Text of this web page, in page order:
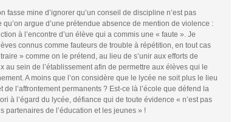
fasse mine d’ignorer qu’un conseil de discipline n’est pas
qu’on argue d’une prétendue absence de mention de violence :
à l’encontre d’un élève qui a commis une « faute ». Je
connus comme fauteurs de trouble à répétition, en tout cas
» comme on le prétend, au lieu de s’unir aux efforts de
au sein de l’établissement afin de permettre aux élèves qui le
A moins que l’on considère que le lycée ne soit plus le lieu
l’affrontement permanents ? Est-ce là l’école que défend la
à l’égard du lycée, défiance qui de toute évidence « n’est pas
partenaires de l’éducation et les jeunes » !